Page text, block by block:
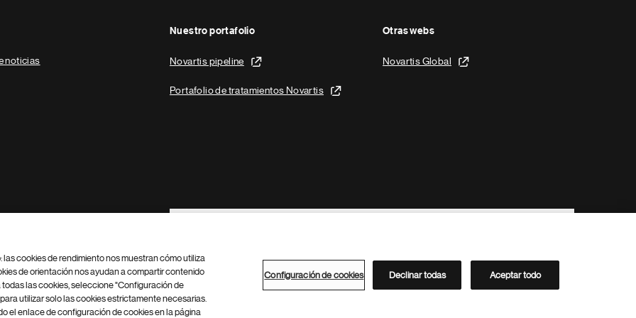
noticias
Nuestro portafolio
Novartis pipeline
Portafolio de tratamientos Novartis
Otras webs
Novartis Global
Footer Site Search
Configuración de cookies Mapa del sitio
Directorio de Novartis
cookies de rendimiento nos muestran cómo utiliza
de orientación nos ayudan a compartir contenido
las cookies, seleccione "Configuración de
utilizar solo las cookies estrictamente necesarias.
el enlace de configuración de cookies en la página
Configuración de cookies Declinar todas Aceptar todo